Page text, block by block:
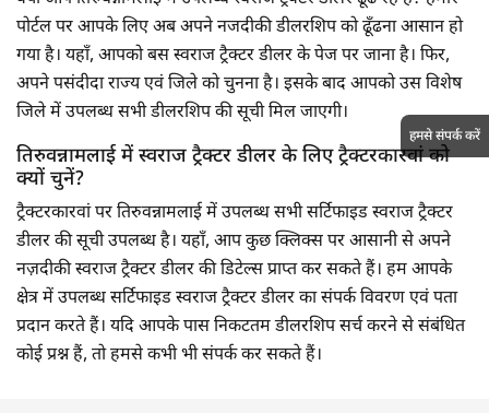
पोर्टल पर आपके लिए अब अपने नजदीकी डीलरशिप को ढूँढना आसान हो
गया है। यहाँ, आपको बस स्वराज ट्रैक्टर डीलर के पेज पर जाना है। फिर,
अपने पसंदीदा राज्य एवं जिले को चुनना है। इसके बाद आपको उस विशेष
जिले में उपलब्ध सभी डीलरशिप की सूची मिल जाएगी।
तिरुवन्नामलाई में स्वराज ट्रैक्टर डीलर के लिए ट्रैक्टरकारवां को
क्यों चुनें?
ट्रैक्टरकारवां पर तिरुवन्नामलाई में उपलब्ध सभी सर्टिफाइड स्वराज ट्रैक्टर
डीलर की सूची उपलब्ध है। यहाँ, आप कुछ क्लिक्स पर आसानी से अपने
नज़दीकी स्वराज ट्रैक्टर डीलर की डिटेल्स प्राप्त कर सकते हैं। हम आपके
क्षेत्र में उपलब्ध सर्टिफाइड स्वराज ट्रैक्टर डीलर का संपर्क विवरण एवं पता
प्रदान करते हैं। यदि आपके पास निकटतम डीलरशिप सर्च करने से संबंधित
कोई प्रश्न हैं, तो हमसे कभी भी संपर्क कर सकते हैं।
हमसे संपर्क करें